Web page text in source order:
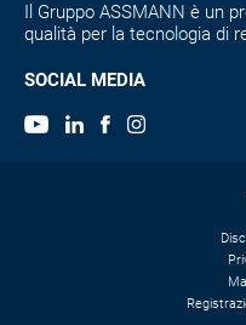
Il Gruppo ASSMANN è un
qualità per la tecnologia di
SOCIAL MEDIA